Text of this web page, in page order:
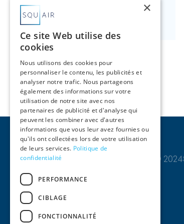
Nous contacter
© 2024
×
Ce site Web utilise des
cookies
Nous utilisons des cookies pour
personnaliser le contenu, les publicités et
analyser notre trafic. Nous partageons
également des informations sur votre
utilisation de notre site avec nos
partenaires de publicité et d'analyse qui
peuvent les combiner avec d'autres
informations que vous leur avez fournies ou
qu'ils ont collectées lors de votre utilisation
de leurs services. Politique de
confidentialité
PERFORMANCE
CIBLAGE
FONCTIONNALITÉ